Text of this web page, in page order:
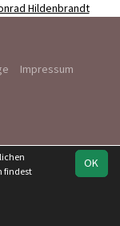
Hildenbrandt
Impressum
OK
findest